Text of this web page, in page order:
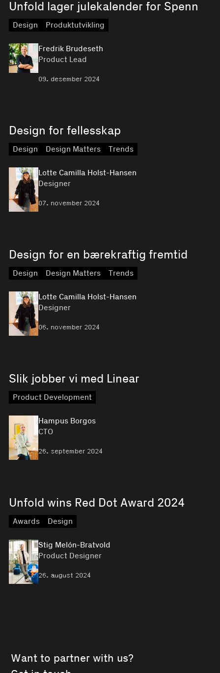
Unfold lager julekalender for Spenn
Design Produktutvikling
Fredrik Brudeseth
Product Lead
09. desember 2024
Design for fellesskap
Design Design Matters Trends
Lotte Camilla Holst-Hansen
Designer
07. november 2024
Design for en bærekraftig fremtid
Design Design Matters Trends
Lotte Camilla Holst-Hansen
Designer
06. november 2024
Slik jobber vi med Linear
Product Development
Hampus Borgos
CTO
26. september 2024
Unfold wins Red Dot Award 2024
Awards Design
Stig Melón-Bratvold
Product Designer
26. august 2024
Want to partner with us?